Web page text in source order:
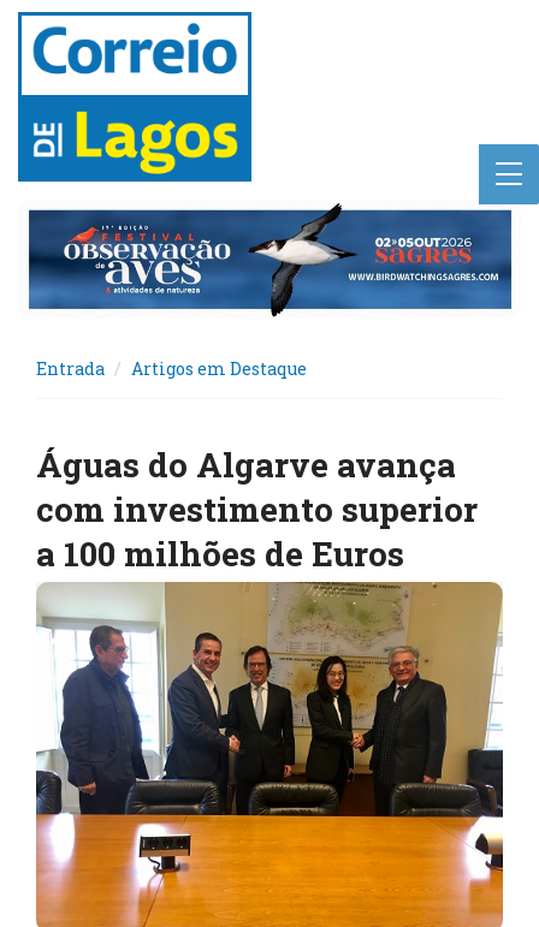
Entrada Artigos em Destaque
Águas do Algarve avança
com investimento superior
a 100 milhões de Euros